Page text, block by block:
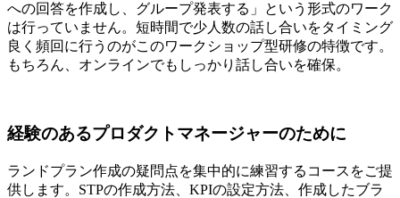
への回答を作成し、グループ発表する」という形式のワーク
は行っていません。短時間で少人数の話し合いをタイミング
良く頻回に行うのがこのワークショップ型研修の特徴です。
もちろん、オンラインでもしっかり話し合いを確保。
経験のあるプロダクトマネージャーのために
ランドプラン作成の疑問点を集中的に練習するコースをご提
供します。STPの作成方法、KPIの設定方法、作成したブラ